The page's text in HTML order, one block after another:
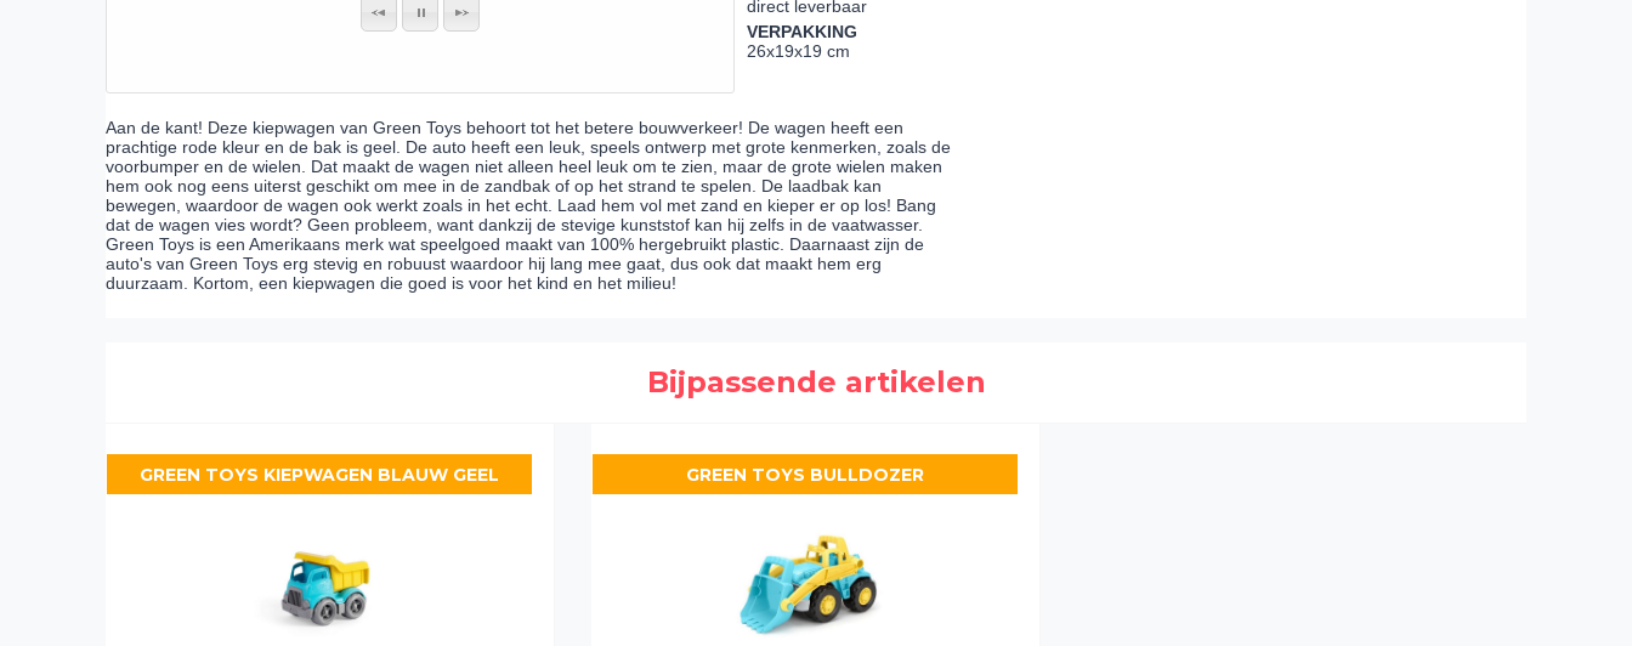
direct leverbaar
VERPAKKING
26x19x19 cm
Aan de kant! Deze kiepwagen van Green Toys behoort tot het betere bouwverkeer! De wagen heeft een
prachtige rode kleur en de bak is geel. De auto heeft een leuk, speels ontwerp met grote kenmerken, zoals de
voorbumper en de wielen. Dat maakt de wagen niet alleen heel leuk om te zien, maar de grote wielen maken
hem ook nog eens uiterst geschikt om mee in de zandbak of op het strand te spelen. De laadbak kan
bewegen, waardoor de wagen ook werkt zoals in het echt. Laad hem vol met zand en kieper er op los! Bang
dat de wagen vies wordt? Geen probleem, want dankzij de stevige kunststof kan hij zelfs in de vaatwasser.
Green Toys is een Amerikaans merk wat speelgoed maakt van 100% hergebruikt plastic. Daarnaast zijn de
auto's van Green Toys erg stevig en robuust waardoor hij lang mee gaat, dus ook dat maakt hem erg
duurzaam. Kortom, een kiepwagen die goed is voor het kind en het milieu!
Bijpassende artikelen
GREEN TOYS KIEPWAGEN BLAUW GEEL GREEN TOYS BULLDOZER